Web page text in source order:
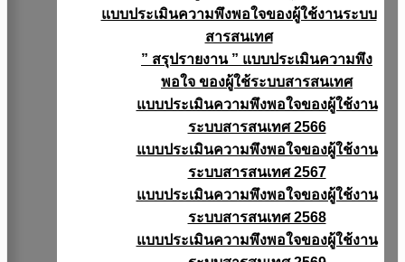
แบบประเมินความพึงพอใจของผู้ใช้งานระบบ
สารสนเทศ
” สรุปรายงาน ” แบบประเมินความพึง
พอใจ ของผู้ใช้ระบบสารสนเทศ
แบบประเมินความพึงพอใจของผู้ใช้งาน
ระบบสารสนเทศ 2566
แบบประเมินความพึงพอใจของผู้ใช้งาน
ระบบสารสนเทศ 2567
แบบประเมินความพึงพอใจของผู้ใช้งาน
ระบบสารสนเทศ 2568
แบบประเมินความพึงพอใจของผู้ใช้งาน